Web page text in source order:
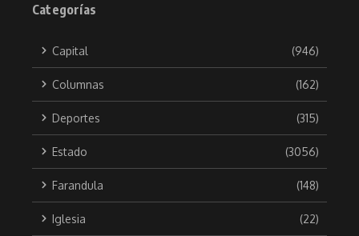
Categorías
Capital (946)
Columnas (162)
Deportes (315)
Estado (3056)
Farandula (148)
Iglesia (22)